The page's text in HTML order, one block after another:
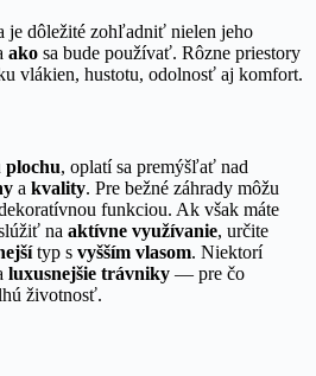
je dôležité zohľadniť nielen jeho
ako sa bude používať. Rôzne priestory
vlákien, hustotu, odolnosť aj komfort.
plochu, oplatí sa premýšľať nad
a kvality. Pre bežné záhrady môžu
funkciou. Ak však máte
na aktívne využívanie, určite
typ s vyšším vlasom. Niektorí
luxusnejšie trávniky — pre čo
životnosť.